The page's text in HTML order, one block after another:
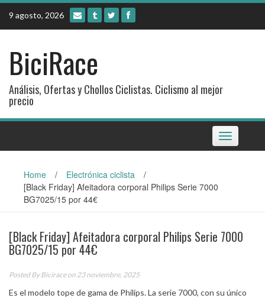
Skip
content
9 agosto, 2026
BiciRace
Análisis, Ofertas y Chollos Ciclistas. Ciclismo al mejor
precio
Toggle
navigation
Home / Electrónica ciclista
/
[Black Friday] Afeitadora corporal Philips Serie 7000
BG7025/15 por 44€
[Black Friday] Afeitadora corporal Philips Serie 7000
BG7025/15 por 44€
Posted ByBiciraceon 23 noviembre, 2025
Es el modelo tope de gama de Philips. La serie 7000, con su único